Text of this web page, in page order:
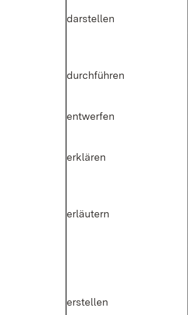
dar­stel­len
durch­füh­ren
ent­wer­fen
er­klä­ren
er­läu­tern
er­stel­len